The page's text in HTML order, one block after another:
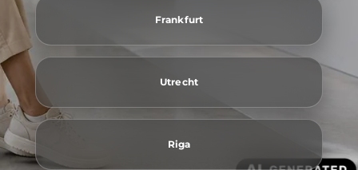
Frankfurt
Utrecht
Riga